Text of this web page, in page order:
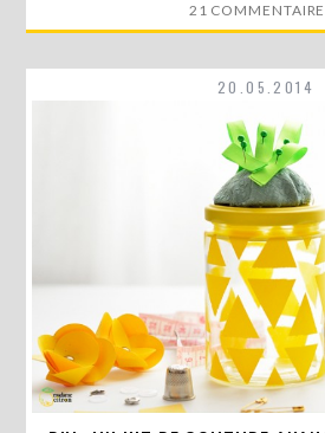
LIRE LA SUITE
21
20.05.2014